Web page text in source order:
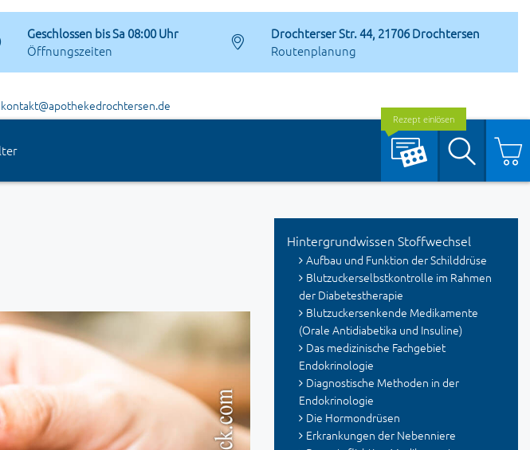
Geschlossen bis Sa 08:00 Uhr
Öffnungszeiten
Drochterser Str. 44, 21706 Drochtersen
Routenplanung
kontakt@apothekedrochtersen.de
Rezept einlösen
Suche
Hintergrundwissen Stoffwechsel
Aufbau und Funktion der Schilddrüse
Blutzuckerselbstkontrolle im Rahmen
der Diabetestherapie
Blutzuckersenkende Medikamente
(Orale Antidiabetika und Insuline)
Das medizinische Fachgebiet
Endokrinologie
Diagnostische Methoden in der
Endokrinologie
Die Hormondrüsen
Erkrankungen der Nebenniere